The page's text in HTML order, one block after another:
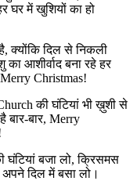
घर में खुशियों का हो
क्योंकि दिल से निकली
आशीर्वाद बना रहे हर
Christmas!
की घंटियां भी ख़ुशी से
बार-बार, Merry
घंटियां बजा लो, क्रिसमस
अपने दिल में बसा लो।